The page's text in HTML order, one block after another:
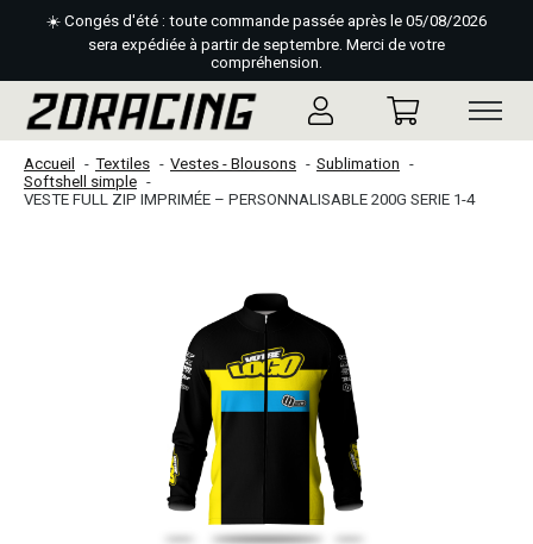
☀️ Congés d'été : toute commande passée après le 05/08/2026
sera expédiée à partir de septembre. Merci de votre
compréhension.
Accueil Textiles Vestes - Blousons
Sublimation
Softshell simple
VESTE FULL ZIP IMPRIMÉE – PERSONNALISABLE 200G SERIE 1-4